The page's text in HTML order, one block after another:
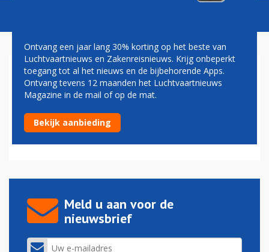
LUCHTVAARTAGENDA
Programma Nederlandse Luchtvaartagenda bekend
16-10-2015 - 15:41
Meld u aan voor de
nieuwsbrief
Ontvang een jaar lang 30% korting op het beste van
Luchtvaartnieuws en Zakenreisnieuws. Krijg onbeperkt
toegang tot al het nieuws en de bijbehorende Apps.
Ontvang tevens 12 maanden het Luchtvaartnieuws
Magazine in de mail of op de mat.
Bekijk aanbieding